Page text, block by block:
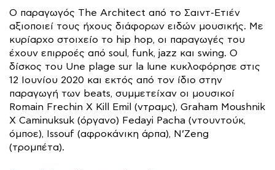
Ο παραγωγός The Architect από το Σαιντ-Ετιέν
αξιοποιεί τους ήχους διάφορων ειδών μουσικής. Με
κυρίαρχο στοιχείο το hip hop, οι παραγωγές του
έχουν επιρροές από soul, funk, jazz και swing. Ο
δίσκος του Une plage sur la lune κυκλοφόρησε στις
12 Ιουνίου 2020 και εκτός από τον ίδιο στην
παραγωγή των beats, συμμετείχαν οι μουσικοί
Romain Frechin X Kill Emil (ντραμς), Graham Moushnik
X Caminuksuk (όργανο) Fedayi Pacha (ντουντούκ,
όμποε), Issouf (αφροκάνικη άρπα), N’Zeng
(τρομπέτα).